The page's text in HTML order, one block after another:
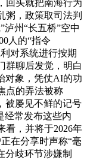
回头就把南海行为
粥，政策取司法判
州“长五桥”空中
人的“指令
对系统进行按期
群聊后发觉，明白
对象，凭仗AI的功
点的弄法被称
被屡见不鲜的记号
经常发布这些内
看，并将于2026年
在分享时声称“毫
分歧环节涉嫌制